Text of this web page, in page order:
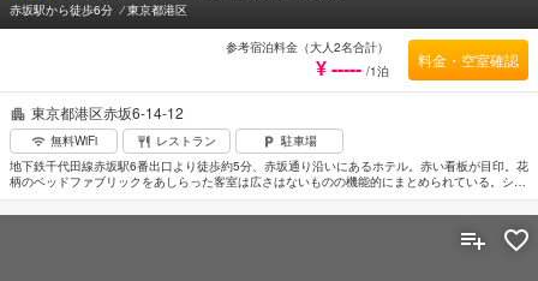
東京都港区赤坂6-14-12
無料WiFi レストラン
駐車場
地下鉄千代田線赤坂駅6番出口より徒歩約5分、赤坂通り沿いにあるホテル。赤い看板が目印。花
柄のベッドファブリックをあしらった客室は広さはないものの機能的にまとめられている。シェ
フ自慢の欧風料理が楽しめるレストラン「レストランブリランテ」も魅力的。ACTシアターや赤
坂BLITZなどのある赤坂サカスへは徒歩約5分、東京ミッドタウンまで徒歩約10分。地下鉄丸の
赤坂駅から徒歩6分 ⁄東京都港区
参考宿泊料金（大人2名合計）
¥ ----- /1泊
料金・空室確認